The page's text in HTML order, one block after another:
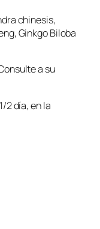
chinesis,
Ginkgo Biloba
a su
2 día, en la